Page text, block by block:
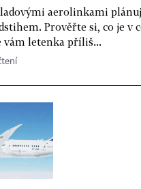
aerolinkami
Prověřte si, co je v
vám letenka příliš...